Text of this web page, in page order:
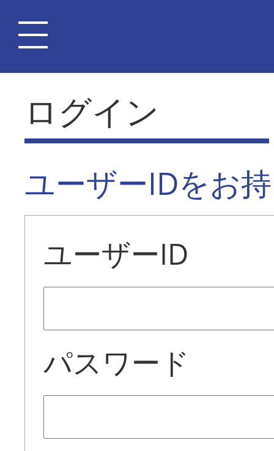
ログイン
ユーザーIDをお
ユーザーID
パスワード